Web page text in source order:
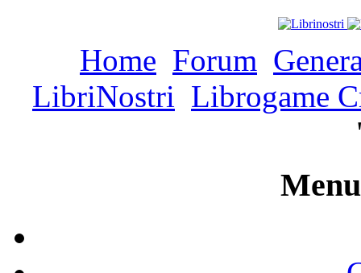
Home Forum
LibriNostri Librogame